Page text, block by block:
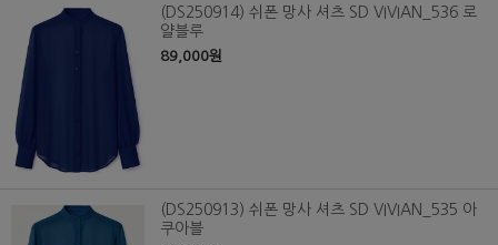
(DS250914) 쉬폰 망사 셔츠 SD VIVIAN_536 로
얄블루
89,000원
(DS250913) 쉬폰 망사 셔츠 SD VIVIAN_535 아
쿠아블